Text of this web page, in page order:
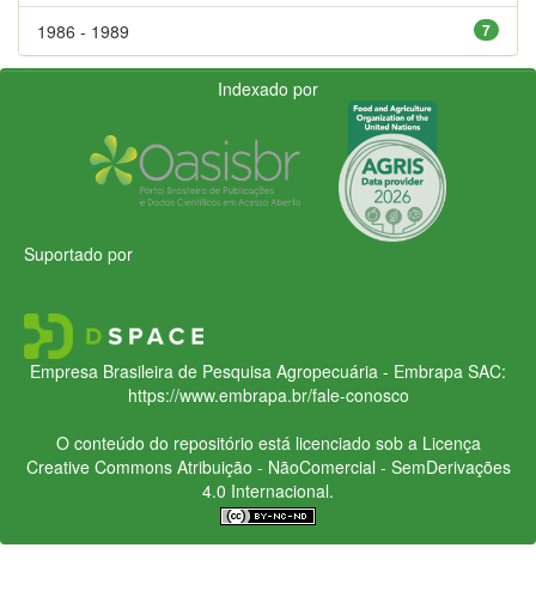
7
1986 - 1989
Indexado por
Suportado por
Empresa Brasileira de Pesquisa Agropecuária - Embrapa SAC:
https://www.embrapa.br/fale-conosco
O conteúdo do repositório está licenciado sob a Licença
Creative CommonsAtribuição - NãoComercial - SemDerivações
4.0 Internacional.